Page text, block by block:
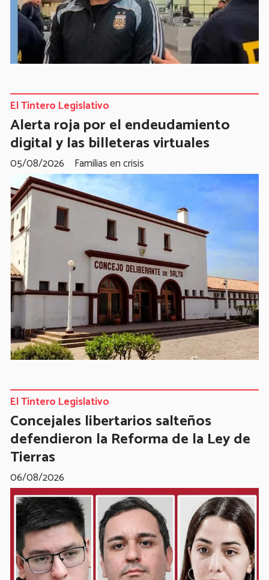
Alerta roja por el endeudamiento
digital y las billeteras virtuales
Familias en crisis
El Tintero Legislativo
05/08/2026
Concejales libertarios salteños
defendieron la Reforma de la Ley de
Tierras
El Tintero Legislativo
06/08/2026